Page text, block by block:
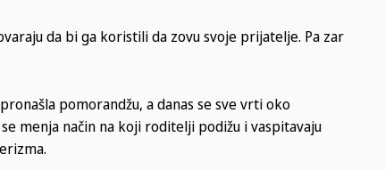
da bi ga koristili da zovu svoje prijatelje. Pa zar
pomorandžu, a danas se sve vrti oko
menja način na koji roditelji podižu i vaspitavaju